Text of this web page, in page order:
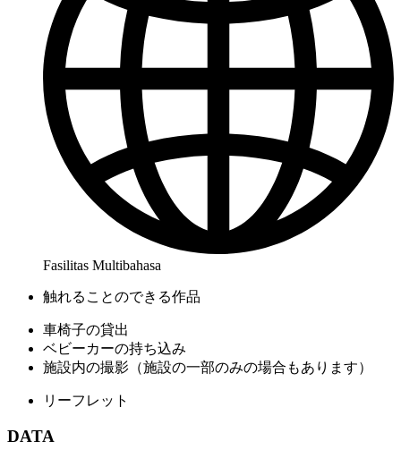
Fasilitas Multibahasa
触れることのできる作品
車椅子の貸出
ベビーカーの持ち込み
施設内の撮影（施設の一部のみの場合もあります）
リーフレット
DATA